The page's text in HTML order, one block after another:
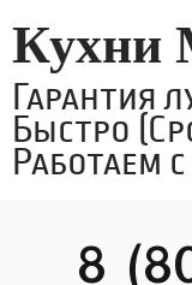
Кухни
Гарантия
Быстро
Работаем с
8